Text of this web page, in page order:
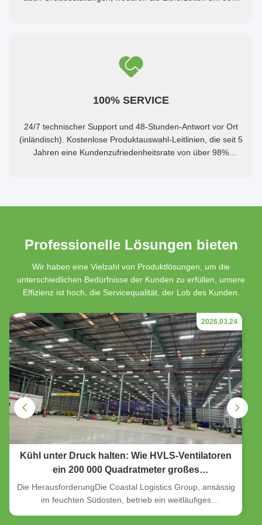
100% SERVICE
24/7 technischer Support und 48-Stunden-Antwort vor Ort
(inländisch). Kostenlose Produktauswahl-Leitlinien, die seit 5
Jahren eine Kundenzufriedenheitsrate von über 98%
Professionelle Lösungen bieten
Wir haben eine Vielzahl von Produktlösungen, um die
unterschiedlichen Bedürfnisse der Kunden zu erfüllen, unsere
Effizienz ist hoch, die Servicequalität, der Lob des Kunden.
2026.03.24
Kühl unter Druck halten: Wie HVLS-Ventilatoren
ein 200 000 Quadratmeter großes
Distributionszentrum verwandelten
Die HerausforderungDie Coastal Logistics Group, ansässig
im feuchten Südosten, betrieb ein weitläufiges